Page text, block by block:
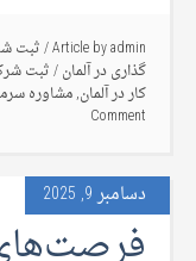
Article byadmin
/ثبت
گذاری در آلمان/ثبت
کار در آلمان,مشاوره
Comment
دسامبر 9, 2025